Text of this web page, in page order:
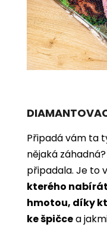
Připadá vám ta
nějaká
připadala. Je to
kterého
hmotou, díky
ke špičcea